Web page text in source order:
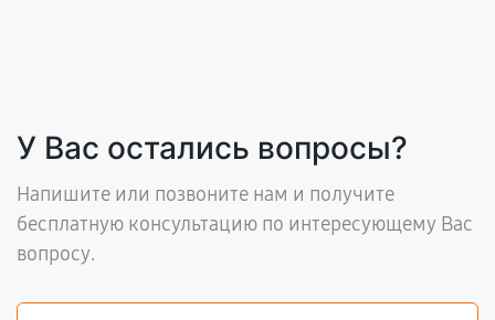
У Вас остались вопросы?
Напишите или позвоните нам и получите
бесплатную консультацию по интересующему Вас
вопросу.